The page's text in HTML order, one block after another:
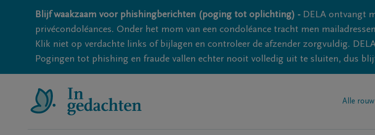
Blijf waakzaam voor phishingberichten (poging tot oplichting) - DELA ontvangt
privécondoléances. Onder het mom van een condoléance tracht men
Klik niet op verdachte links of bijlagen en controleer de afzender zorgvuldig.
Pogingen tot phishing en fraude vallen echter nooit volledig uit te sluiten, dus
Alle